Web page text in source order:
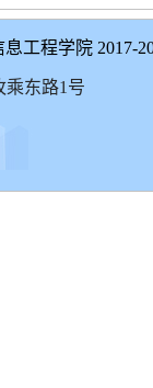
工程学院 2017-
乘东路1号